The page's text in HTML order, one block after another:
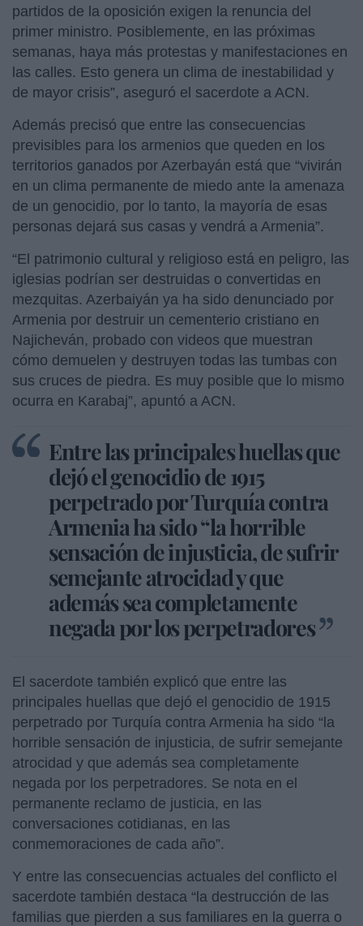
partidos de la oposición exigen la renuncia del
primer ministro. Posiblemente, en las próximas
semanas, haya más protestas y manifestaciones en
las calles. Esto genera un clima de inestabilidad y
de mayor crisis”, aseguró el sacerdote a ACN.
Además precisó que entre las consecuencias
previsibles para los armenios que queden en los
territorios ganados por Azerbayán está que “vivirán
en un clima permanente de miedo ante la amenaza
de un genocidio, por lo tanto, la mayoría de esas
personas dejará sus casas y vendrá a Armenia”.
“El patrimonio cultural y religioso está en peligro, las
iglesias podrían ser destruidas o convertidas en
mezquitas. Azerbaiyán ya ha sido denunciado por
Armenia por destruir un cementerio cristiano en
Najicheván, probado con videos que muestran
cómo demuelen y destruyen todas las tumbas con
sus cruces de piedra. Es muy posible que lo mismo
ocurra en Karabaj”, apuntó a ACN.
Entre las principales huellas que
dejó el genocidio de 1915
perpetrado por Turquía contra
Armenia ha sido “la horrible
sensación de injusticia, de sufrir
semejante atrocidad y que
además sea completamente
negada por los perpetradores
El sacerdote también explicó que entre las
principales huellas que dejó el genocidio de 1915
perpetrado por Turquía contra Armenia ha sido “la
horrible sensación de injusticia, de sufrir semejante
atrocidad y que además sea completamente
negada por los perpetradores. Se nota en el
permanente reclamo de justicia, en las
conversaciones cotidianas, en las
conmemoraciones de cada año”.
Y entre las consecuencias actuales del conflicto el
sacerdote también destaca “la destrucción de las
familias que pierden a sus familiares en la guerra o